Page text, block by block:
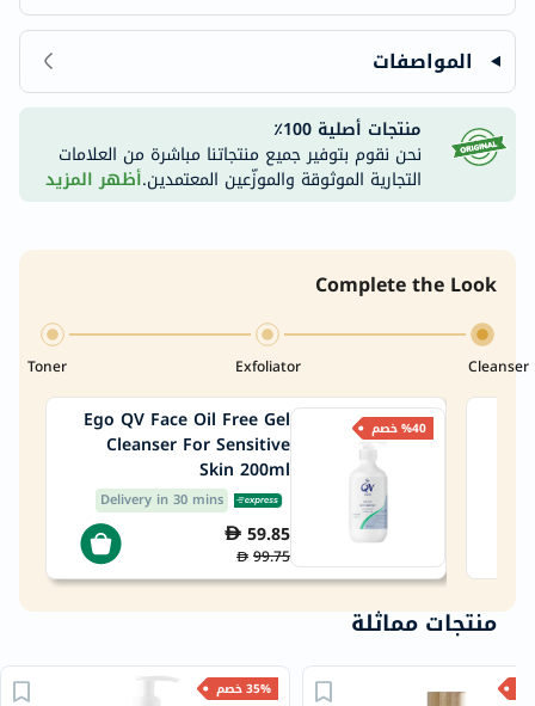
المواصفات
منتجات أصلية 100٪
نحن نقوم بتوفير جميع منتجاتنا مباشرة من العلامات
التجارية الموثوقة والموزّعين المعتمدين.أظهر المزيد
Complete the Look
Cleanser
Exfoliator
Toner
%40 خصم Ego QV Face Oil Free Gel
Cleanser For Sensitive
Skin 200ml
Delivery in 30 mins
59.85
99.75
منتجات مماثلة
35% خصم